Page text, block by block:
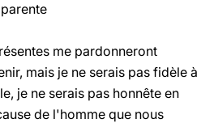
me pardonneront
mais je ne serais pas fidèle à
je ne serais pas honnête en
de l'homme que nous